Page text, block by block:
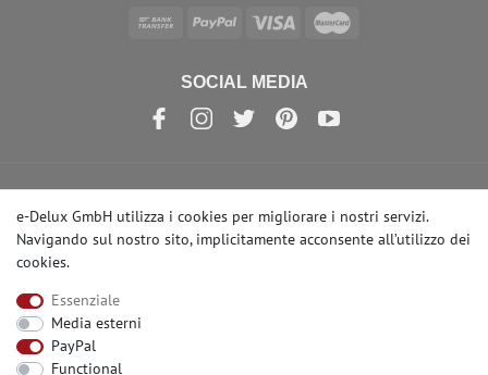
SOCIAL MEDIA
© Copyright 2026 | e-Delux GmbH
e-Delux GmbH utilizza i cookies per migliorare i nostri servizi.
Navigando sul nostro sito, implicitamente acconsente all’utilizzo dei
cookies.
Essenziale
Media esterni
PayPal
Functional